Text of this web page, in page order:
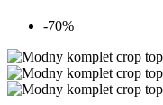
-70%